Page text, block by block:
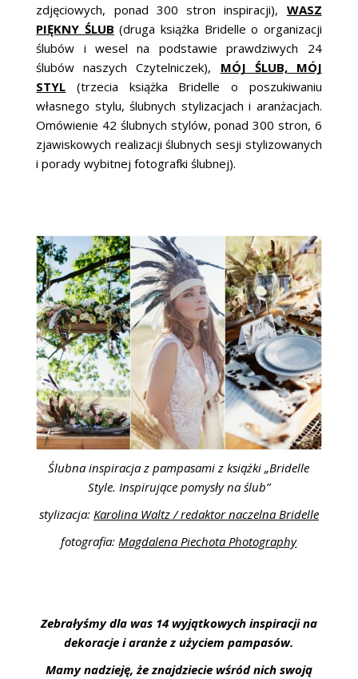
zdjęciowych, ponad 300 stron inspiracji), WASZ
PIĘKNY ŚLUB (druga książka Bridelle o organizacji
ślubów i wesel na podstawie prawdziwych 24
ślubów naszych Czytelniczek), MÓJ ŚLUB, MÓJ
STYL (trzecia książka Bridelle o poszukiwaniu
własnego stylu, ślubnych stylizacjach i aranżacjach.
Omówienie 42 ślubnych stylów, ponad 300 stron, 6
zjawiskowych realizacji ślubnych sesji stylizowanych
i porady wybitnej fotografki ślubnej).
Ślubna inspiracja z pampasami z książki „Bridelle
Style. Inspirujące pomysły na ślub”
stylizacja: Karolina Waltz / redaktor naczelna Bridelle
fotografia: Magdalena Piechota Photography
Zebrałyśmy dla was 14 wyjątkowych inspiracji na
dekoracje i aranże z użyciem pampasów.
Mamy nadzieję, że znajdziecie wśród nich swoją